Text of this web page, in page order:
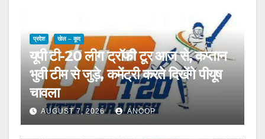
प्रदेश खेल – कूद
यूपी टी-20 लीग ट्रॉफी टूर आज से, कप्तान
भुवी टीम से जुड़े, कमेंट्री करते दिखेंगे पीयूष
चावला
AUGUST 7, 2026 ANOOP